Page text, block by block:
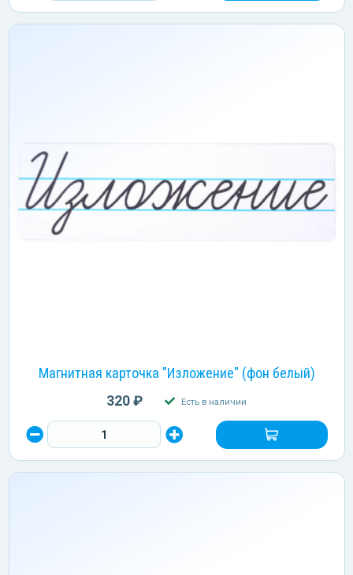
Магнитная карточка "Изложение" (фон белый)
320 ₽ Есть в наличии